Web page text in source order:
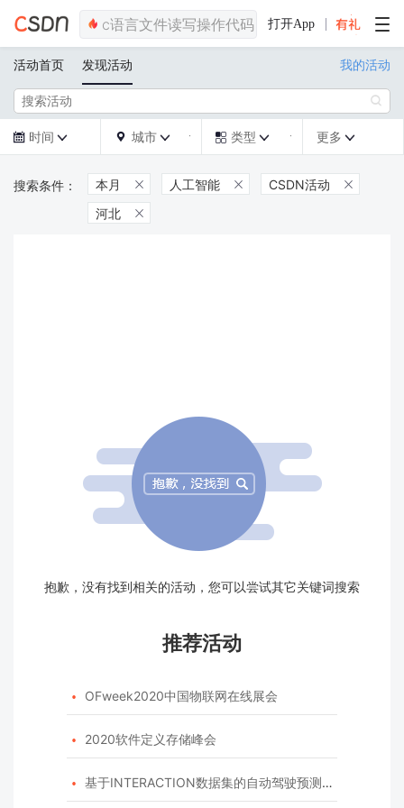
打开App
活动首页 发现活动 我的活动

 时间   城市   类型  更多 
本月  人工智能  CSDN活动 
河北 
抱歉，没有找到相关的活动，您可以尝试其它关键词搜索
推荐活动
 OFweek2020中国物联网在线展会
 2020软件定义存储峰会
 基于INTERACTION数据集的自动驾驶预测模型挑战赛